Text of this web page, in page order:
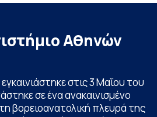
Αθηνών
στις 3 Μαΐου του
σε ένα ανακαινισμένο
βορειοανατολική πλευρά της